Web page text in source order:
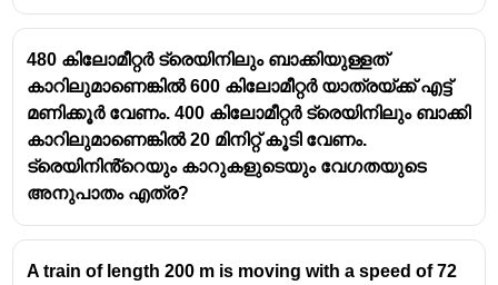
480 കിലോമീറ്റർ ട്രെയിനിലും ബാക്കിയുള്ളത്
കാറിലുമാണെങ്കിൽ 600 കിലോമീറ്റർ യാത്രയ്ക്ക് എട്ട്
മണിക്കൂർ വേണം. 400 കിലോമീറ്റർ ട്രെയിനിലും ബാക്കി
കാറിലുമാണെങ്കിൽ 20 മിനിറ്റ് കൂടി വേണം.
ട്രെയിനിൻ്റെയും കാറുകളുടെയും വേഗതയുടെ
അനുപാതം എത്ര?
A train of length 200 m is moving with a speed of 72